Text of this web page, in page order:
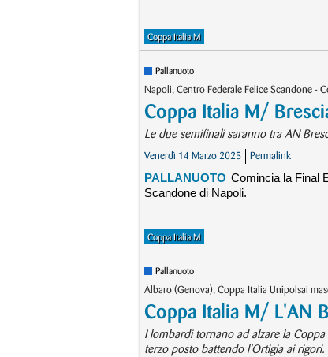
Coppa Italia M
Pallanuoto
Napoli, Centro Federale Felice Scandone -
Coppa Italia M/
Le due semifinali saranno tra AN
Venerdì 14 Marzo 2025 Permalink
PALLANUOTO Comincia la Final
Scandone di Napoli.
Coppa Italia M
Pallanuoto
Albaro (Genova), Coppa Italia Unipolsai
Coppa Italia M/ L'AN
I lombardi tornano ad alzare la
terzo posto battendo l'Ortigia ai rigori.